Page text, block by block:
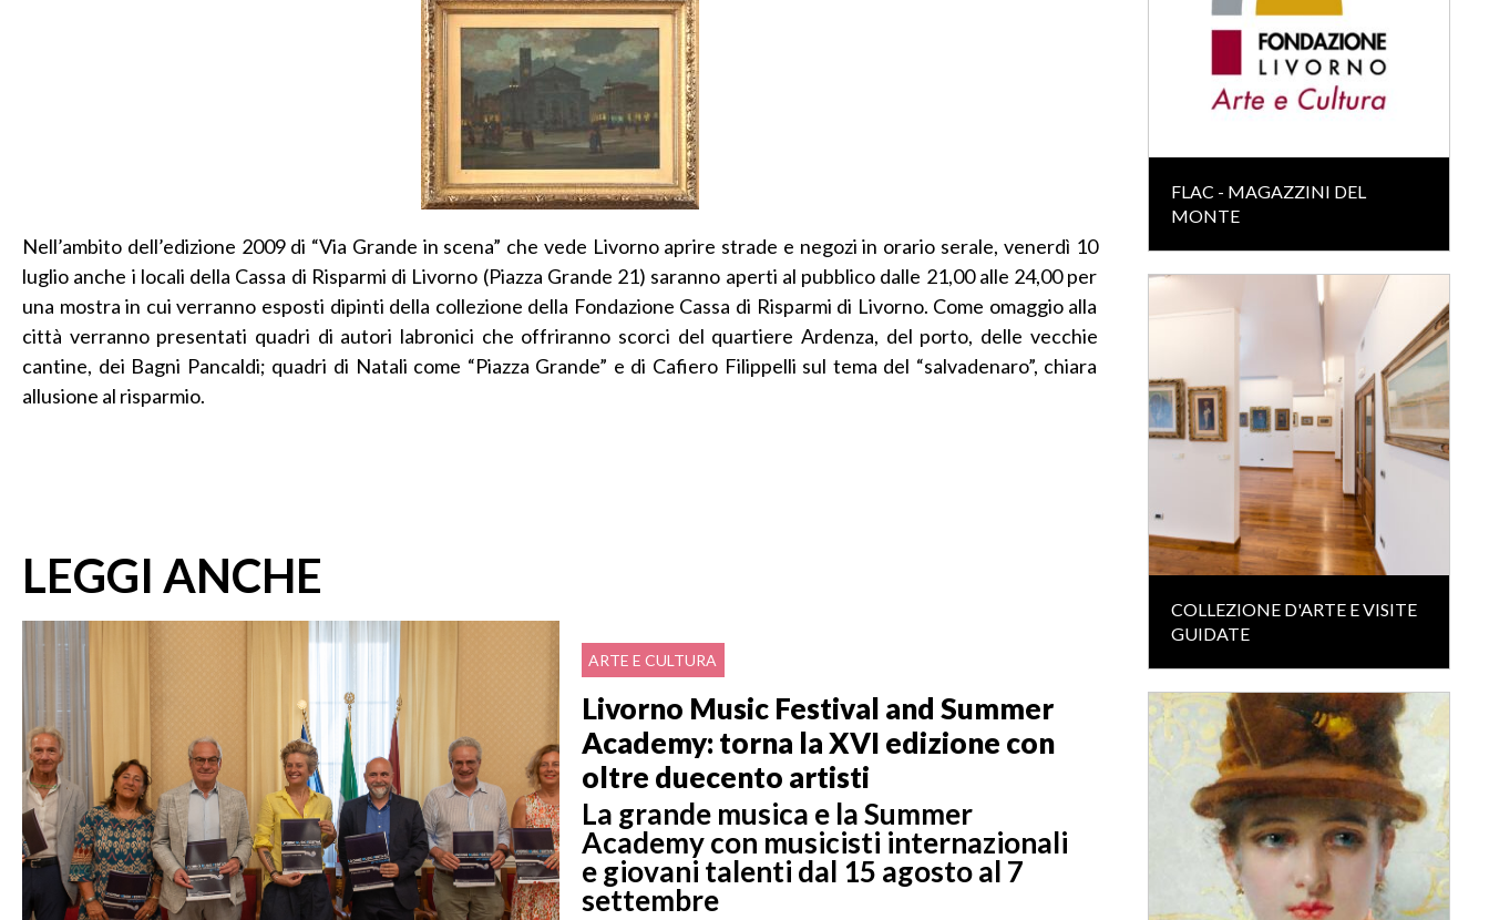
Nell’ambito dell’edizione 2009 di “Via Grande in scena” che vede Livorno aprire strade e negozi in orario serale, venerdì 10
luglio anche i locali della Cassa di Risparmi di Livorno (Piazza Grande 21) saranno aperti al pubblico dalle 21,00 alle 24,00 per
una mostra in cui verranno esposti dipinti della collezione della Fondazione Cassa di Risparmi di Livorno. Come omaggio alla
città verranno presentati quadri di autori labronici che offriranno scorci del quartiere Ardenza, del porto, delle vecchie
cantine, dei Bagni Pancaldi; quadri di Natali come “Piazza Grande” e di Cafiero Filippelli sul tema del “salvadenaro”, chiara
allusione al risparmio.
LEGGI ANCHE
ARTE E CULTURA
Livorno Music Festival and Summer
Academy: torna la XVI edizione con
oltre duecento artisti
La grande musica e la Summer
Academy con musicisti internazionali
e giovani talenti dal 15 agosto al 7
settembre
FLAC - MAGAZZINI DEL
MONTE
COLLEZIONE D'ARTE E VISITE
GUIDATE